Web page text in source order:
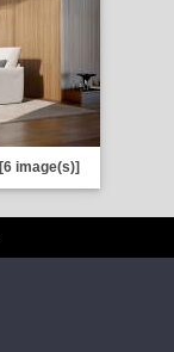
[6 image(s)]